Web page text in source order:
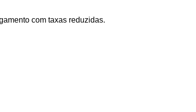
com taxas reduzidas.